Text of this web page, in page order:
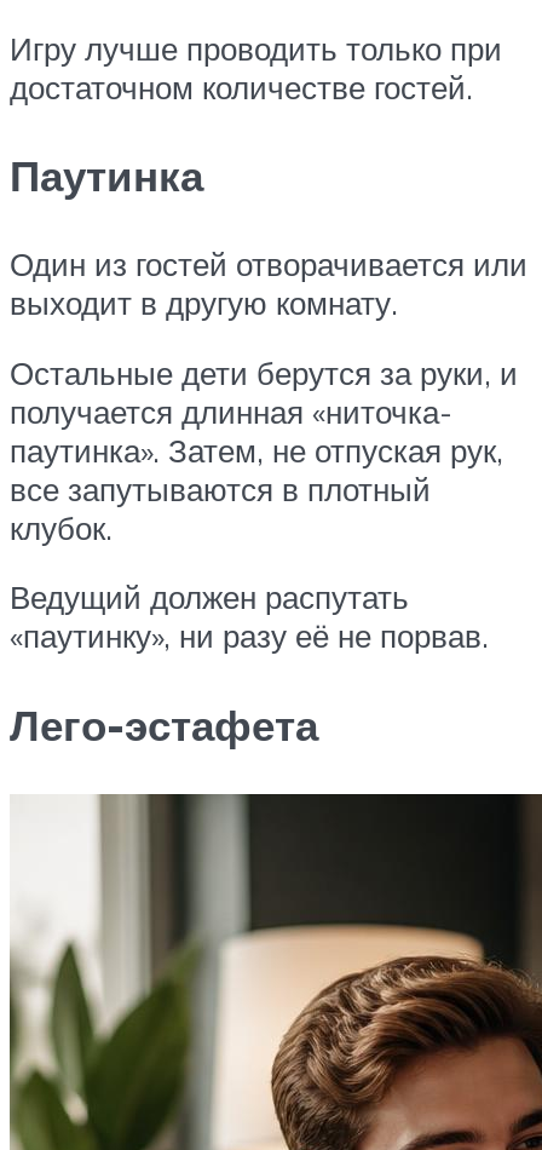
Игру лучше проводить только при
достаточном количестве гостей.
Паутинка
Один из гостей отворачивается или
выходит в другую комнату.
Остальные дети берутся за руки, и
получается длинная «ниточка-
паутинка». Затем, не отпуская рук,
все запутываются в плотный
клубок.
Ведущий должен распутать
«паутинку», ни разу её не порвав.
Лего-эстафета